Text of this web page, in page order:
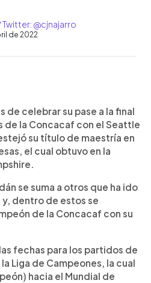
Twitter: @cjnajarro
de 2022
de celebrar su pase a la final
de la Concacaf con el Seattle
su título de maestría en
el cual obtuvo en la
se suma a otros que ha ido
dentro de estos se
de la Concacaf con su
fechas para los partidos de
Liga de Campeones, la cual
hacia el Mundial de